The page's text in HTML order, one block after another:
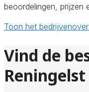
beoordelingen, prijzen
Toon het
Vind de
Reningelst